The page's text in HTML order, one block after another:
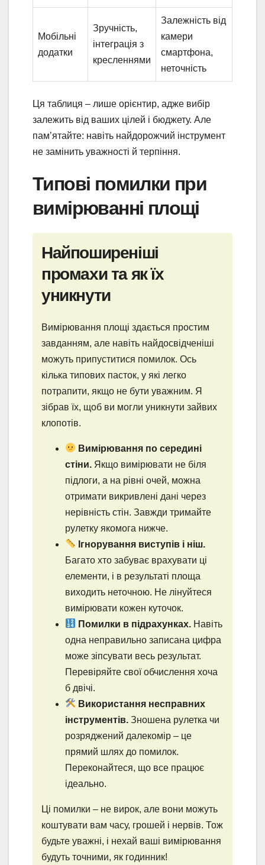
Мобільні
додатки
Зручність,
інтеграція з
кресленнями
Залежність від
камери
смартфона,
неточність
Ця таблиця – лише орієнтир, адже вибір
залежить від ваших цілей і бюджету. Але
пам’ятайте: навіть найдорожчий інструмент
не замінить уважності й терпіння.
Типові помилки при
вимірюванні площі
Найпоширеніші
промахи та як їх
уникнути
Вимірювання площі здається простим
завданням, але навіть найдосвідченіші
можуть припуститися помилок. Ось
кілька типових пасток, у які легко
потрапити, якщо не бути уважним. Я
зібрав їх, щоб ви могли уникнути зайвих
клопотів.
Вимірювання по середині
стіни. Якщо вимірювати не біля
підлоги, а на рівні очей, можна
отримати викривлені дані через
нерівність стін. Завжди тримайте
рулетку якомога нижче.
Ігнорування виступів і ніш.
Багато хто забуває врахувати ці
елементи, і в результаті площа
виходить неточною. Не лінуйтеся
вимірювати кожен куточок.
Помилки в підрахунках. Навіть
одна неправильно записана цифра
може зіпсувати весь результат.
Перевіряйте свої обчислення хоча
б двічі.
Використання несправних
інструментів. Зношена рулетка чи
розряджений далекомір – це
прямий шлях до помилок.
Переконайтеся, що все працює
ідеально.
Ці помилки – не вирок, але вони можуть
коштувати вам часу, грошей і нервів. Тож
будьте уважні, і нехай ваші вимірювання
будуть точними, як годинник!